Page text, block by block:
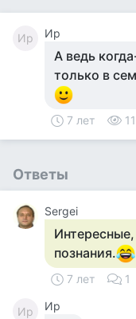
Ир Ир
А ведь
только в
7 лет
Ответы
Sergei
познания.
7 лет 1
Ир
Ир